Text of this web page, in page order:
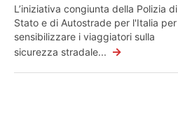
L’iniziativa congiunta della Polizia di
Stato e di Autostrade per l'Italia per
sensibilizzare i viaggiatori sulla
sicurezza stradale... →